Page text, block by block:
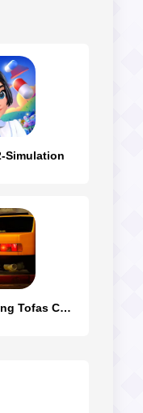
Simulation
Advanced Parking Tofas Car Sim